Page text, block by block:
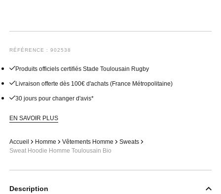
RÉFÉRENCE : 902538
Produits officiels certifiés Stade Toulousain Rugby
Livraison offerte dès 100€ d'achats (France Métropolitaine)
30 jours pour changer d'avis*
EN SAVOIR PLUS
Accueil Homme Vêtements Homme
Sweats
Sweat Hoodie Homme Toulousain Bio
Description